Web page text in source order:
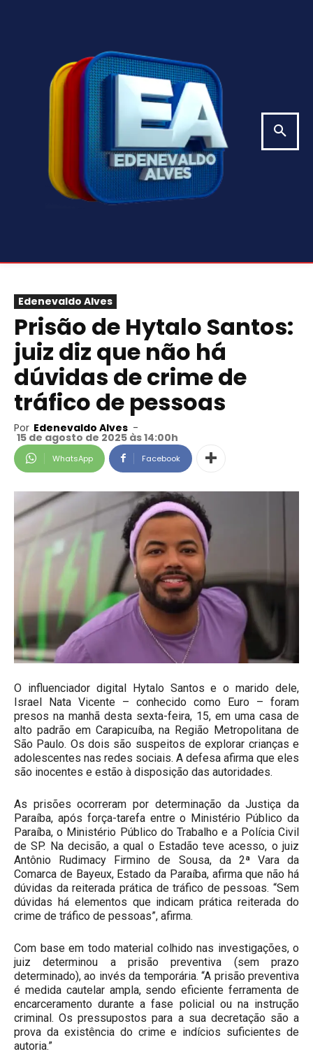
Edenevaldo Alves
Prisão de Hytalo Santos:
juiz diz que não há
dúvidas de crime de
tráfico de pessoas
Por Edenevaldo Alves -
15 de agosto de 2025 às 14:00h
WhatsApp Facebook
O influenciador digital Hytalo Santos e o marido dele,
Israel Nata Vicente – conhecido como Euro – foram
presos na manhã desta sexta-feira, 15, em uma casa de
alto padrão em Carapicuíba, na Região Metropolitana de
São Paulo. Os dois são suspeitos de explorar crianças e
adolescentes nas redes sociais. A defesa afirma que eles
são inocentes e estão à disposição das autoridades.
As prisões ocorreram por determinação da Justiça da
Paraíba, após força-tarefa entre o Ministério Público da
Paraíba, o Ministério Público do Trabalho e a Polícia Civil
de SP. Na decisão, a qual o Estadão teve acesso, o juiz
Antônio Rudimacy Firmino de Sousa, da 2ª Vara da
Comarca de Bayeux, Estado da Paraíba, afirma que não há
dúvidas da reiterada prática de tráfico de pessoas. “Sem
dúvidas há elementos que indicam prática reiterada do
crime de tráfico de pessoas”, afirma.
Com base em todo material colhido nas investigações, o
juiz determinou a prisão preventiva (sem prazo
determinado), ao invés da temporária. “A prisão preventiva
é medida cautelar ampla, sendo eficiente ferramenta de
encarceramento durante a fase policial ou na instrução
criminal. Os pressupostos para a sua decretação são a
prova da existência do crime e indícios suficientes de
autoria.”